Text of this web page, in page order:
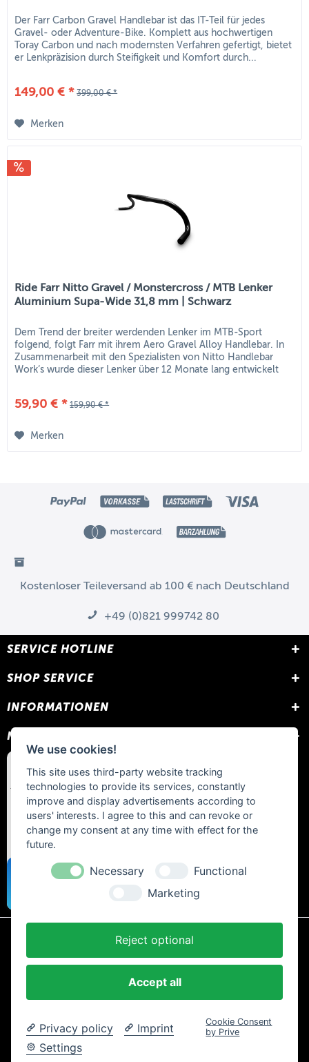
Der Farr Carbon Gravel Handlebar ist das IT-Teil für jedes
Gravel- oder Adventure-Bike. Komplett aus hochwertigen
Toray Carbon und nach modernsten Verfahren gefertigt, bietet
er Lenkpräzision durch Steifigkeit und Komfort durch...
149,00 € * 399,00 € *
Merken
Ride Farr Nitto Gravel / Monstercross / MTB Lenker
Aluminium Supa-Wide 31,8 mm | Schwarz
Dem Trend der breiter werdenden Lenker im MTB-Sport
folgend, folgt Farr mit ihrem Aero Gravel Alloy Handlebar. In
Zusammenarbeit mit den Spezialisten von Nitto Handlebar
Work‘s wurde dieser Lenker über 12 Monate lang entwickelt
59,90 € * 159,90 € *
Merken
Kostenloser Teileversand ab 100 € nach Deutschland
+49 (0)821 999742 80
SERVICE HOTLINE
SHOP SERVICE
INFORMATIONEN
NEWSLETTER
* Alle Preise inkl. gesetzl. Mehrwertsteuer zzgl.
Nachnahmegebühren, wenn nicht anders beschrieben.
AGB und Kundeninformationen
Widerrufsrecht
Zahlung und Versand
Copyright © 2024 Trailtoys Shop | offizieller Bikeshop mit der
größten Auswahl der Marken Dartmoor, Transition Bikes, Mozartt,
We use cookies!
This site uses third-party website tracking
technologies to provide its services, constantly
improve and display advertisements according to
users' interests. I agree to this and can revoke or
change my consent at any time with effect for the
future.
Necessary
Functional
Marketing
Reject optional
Accept all
Privacy policy
Imprint
Settings
Cookie Consent
by Prive